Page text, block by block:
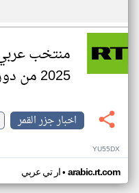
منتخب
2025 من دور المجموعات
اخبار جزر القمر
YU55DX
ار تي عربي• arabic.rt.com